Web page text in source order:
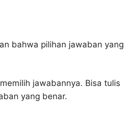
bahwa pilihan jawaban yang
jawabannya. Bisa tulis
yang benar.